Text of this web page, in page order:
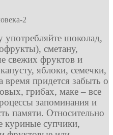
шоколад,
сметану,
свежих фруктов и
яблоки, семечки,
время придется забыть о
грибах, маке – все
запоминания и
памяти. Относительно
куриные супчики,